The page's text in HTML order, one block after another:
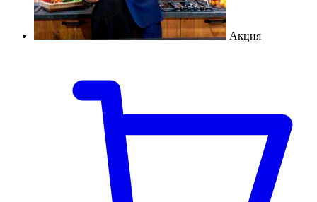
Акция